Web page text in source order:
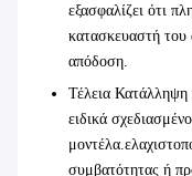
εξασφαλίζει ότι
κατασκευαστή του
απόδοση.
Τέλεια Κατάλληψη
ειδικά
συμβατότητας ή